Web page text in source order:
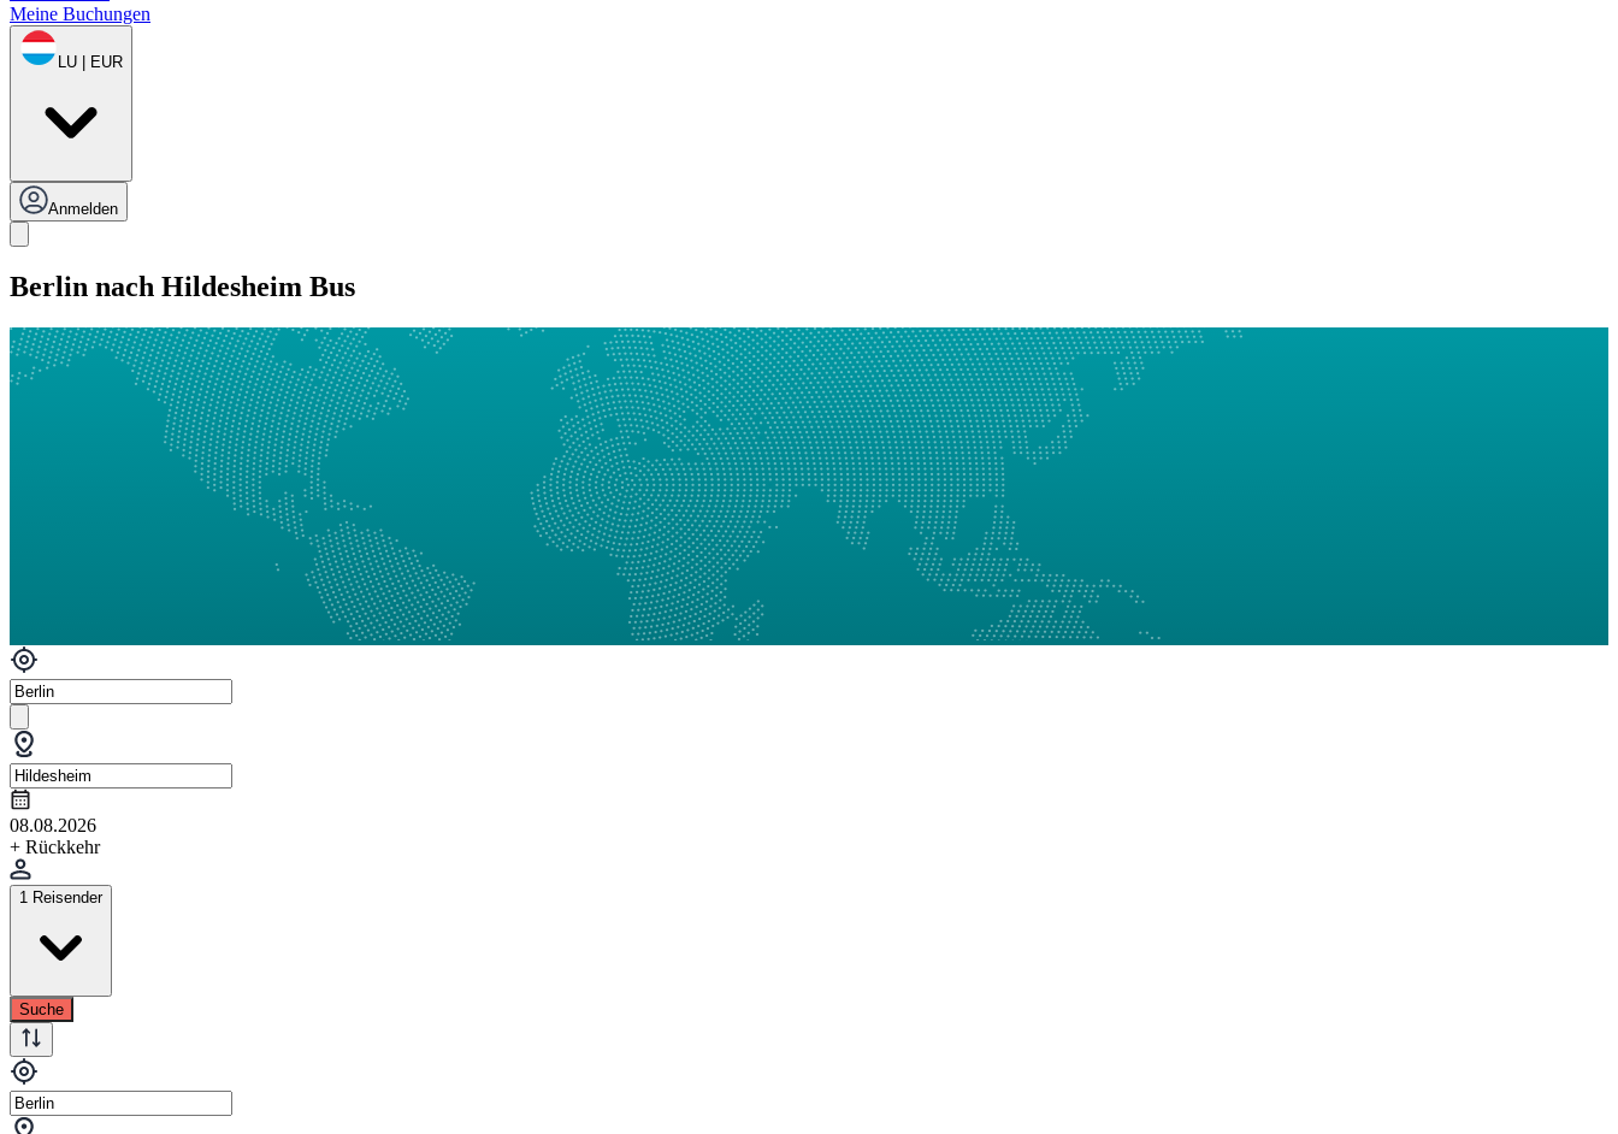
Meine Buchungen
LU | EUR
Anmelden
Berlin nach Hildesheim Bus
08.08.2026
+ Rückkehr
1 Reisender
Suche